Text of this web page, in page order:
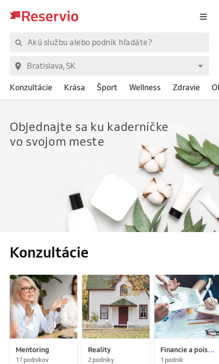
Konzultácie Krása Šport Wellness Zdravie
Objednajte sa ku kaderníčke
vo svojom meste
Konzultácie
Mentoring
17 podnikov
Reality
2 podniky
Financie a poistenie
1 podnik